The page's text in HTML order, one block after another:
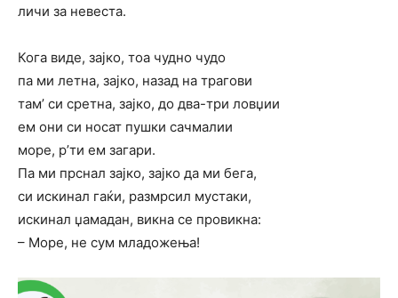
личи за невеста.
Кога виде, зајко, тоа чудно чудо
па ми летна, зајко, назад на трагови
там’ си сретна, зајко, до два-три ловџии
ем они си носат пушки сачмалии
море, р’ти ем загари.
Па ми прснал зајко, зајко да ми бега,
си искинал гаќи, размрсил мустаки,
искинал џамадан, викна се провикна:
– Море, не сум младожења!